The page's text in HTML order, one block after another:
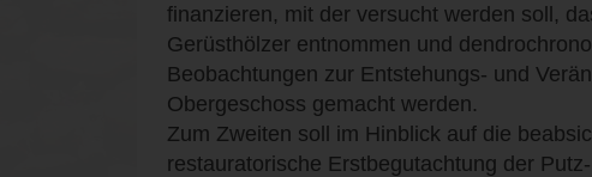
finanzieren, mit der versucht werden soll,
Gerüsthölzer entnommen und
Beobachtungen zur Entstehungs- und
Obergeschoss gemacht werden.
Zum Zweiten soll im Hinblick auf die
restauratorische Erstbegutachtung der